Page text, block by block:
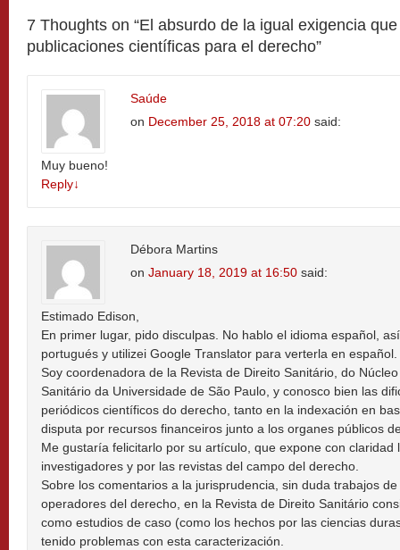
7 Thoughts on “El absurdo de la igual exigencia
publicaciones científicas para el derecho”
Saúde
on December 25, 2018 at 07:20 said:
Muy bueno!
Reply↓
Débora Martins
on January 18, 2019 at 16:50 said:
Estimado Edison,
En primer lugar, pido disculpas. No hablo el idioma español,
portugués y utilizei Google Translator para verterla en español.
Soy coordenadora de la Revista de Direito Sanitário, do
Sanitário da Universidade de São Paulo, y conosco bien las
periódicos científicos do derecho, tanto en la indexación en
disputa por recursos financeiros junto a los organes públicos
Me gustaría felicitarlo por su artículo, que expone con
investigadores y por las revistas del campo del derecho.
Sobre los comentarios a la jurisprudencia, sin duda trabajos
operadores del derecho, en la Revista de Direito Sanitário
como estudios de caso (como los hechos por las ciencias
tenido problemas con esta caracterización.